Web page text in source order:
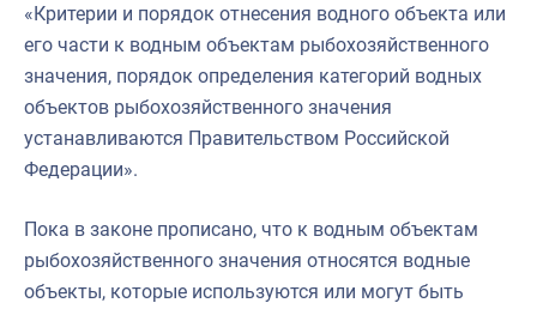
«Критерии и порядок отнесения водного объекта или
его части к водным объектам рыбохозяйственного
значения, порядок определения категорий водных
объектов рыбохозяйственного значения
устанавливаются Правительством Российской
Федерации».
Пока в законе прописано, что к водным объектам
рыбохозяйственного значения относятся водные
объекты, которые используются или могут быть